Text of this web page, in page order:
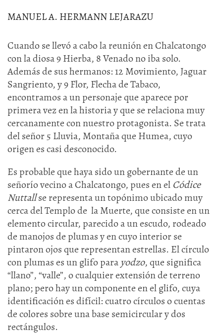
MANUEL A. HERMANN LEJARAZU
Cuando se llevó a cabo la reunión en Chalcatongo
con la diosa 9 Hierba, 8 Venado no iba solo.
Además de sus hermanos: 12 Movimiento, Jaguar
Sangriento, y 9 Flor, Flecha de Tabaco,
encontramos a un personaje que aparece por
primera vez en la historia y que se relaciona muy
cercanamente con nuestro protagonista. Se trata
del señor 5 Lluvia, Montaña que Humea, cuyo
origen es casi desconocido.
Es probable que haya sido un gobernante de un
señorío vecino a Chalcatongo, pues en el Códice
Nuttallse representa un topónimo ubicado muy
cerca del Templo de la Muerte, que consiste en un
elemento circular, parecido a un escudo, rodeado
de manojos de plumas y en cuyo interior se
pintaron ojos que representan estrellas. El círculo
con plumas es un glifo para yodzo, que significa
“llano”, “valle”, o cualquier extensión de terreno
plano; pero hay un componente en el glifo, cuya
identificación es difícil: cuatro círculos o cuentas
de colores sobre una base semicircular y dos
rectángulos.